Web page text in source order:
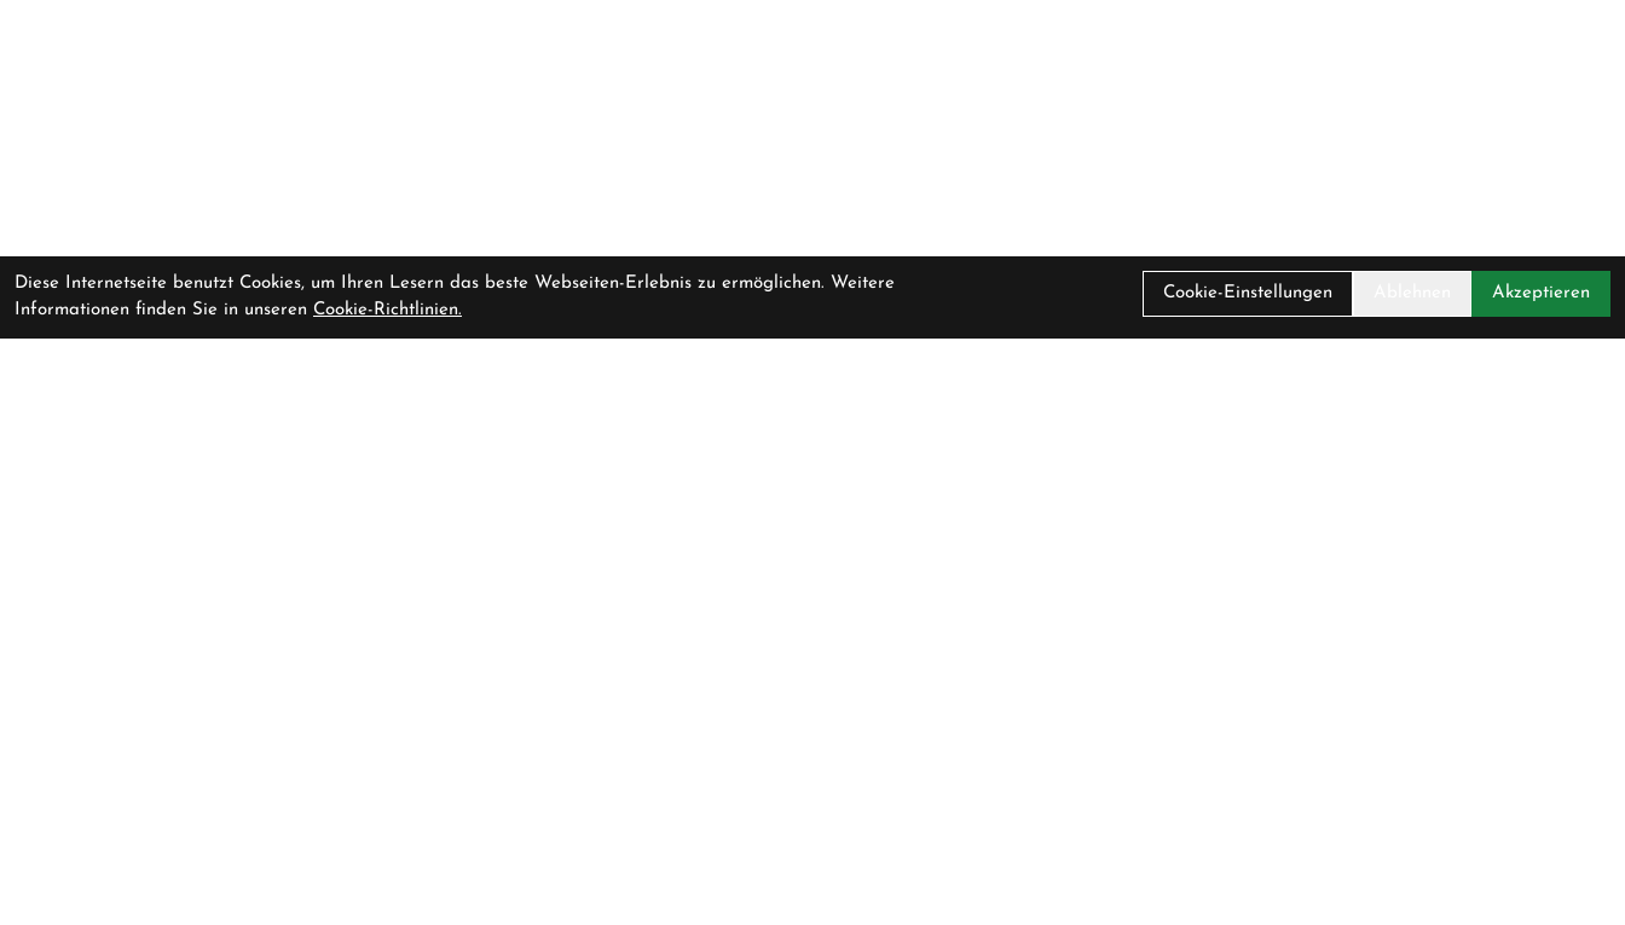
Diese Internetseite benutzt Cookies, um Ihren Lesern das beste Webseiten-Erlebnis zu ermöglichen. Weitere
Informationen finden Sie in unseren Cookie-Richtlinien.
Cookie-Einstellungen Akzeptieren